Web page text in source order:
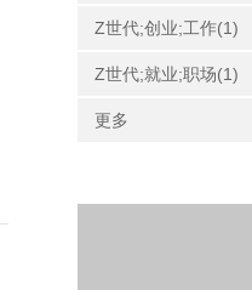
Z世代;创业;工作(1)
Z世代;就业;职场(1)
更多